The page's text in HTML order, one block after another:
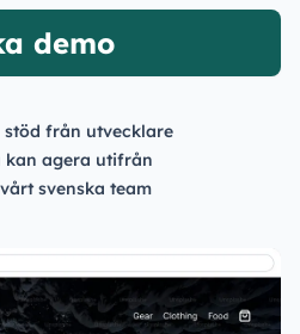
demo
från utvecklare
kan agera utifrån
svenska team